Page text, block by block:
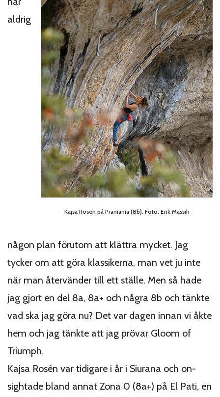
Kajsa Rosén på Praniania (8b). Foto: Erik Massih
aldrig
någon plan förutom att klättra mycket. Jag
tycker om att göra klassikerna, man vet ju inte
när man återvänder till ett ställe. Men så hade
jag gjort en del 8a, 8a+ och några 8b och tänkte
vad ska jag göra nu? Det var dagen innan vi åkte
hem och jag tänkte att jag prövar Gloom of
Triumph.
Kajsa Rosén var tidigare i år i Siurana och on-
sightade bland annat Zona 0 (8a+) på El Pati, en